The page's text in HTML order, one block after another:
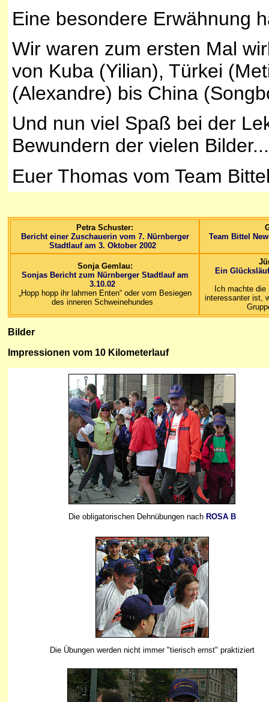
Eine besondere Erwähnung
Wir waren zum ersten Mal
von Kuba (Yilian), Türkei
(Alexandre) bis China
Und nun viel Spaß bei der
Bewundern der vielen Bilder...
Euer Thomas vom Team
Petra Schuster:
Bericht einer Zuschauerin vom 7. Nürnberger
Stadtlauf am 3. Oktober 2002
Team Bittel
Sonja Gemlau:
Sonjas Bericht zum Nürnberger Stadtlauf am
3.10.02
„Hopp hopp ihr lahmen Enten“ oder vom Besiegen
des inneren Schweinehundes
Ein
Ich machte die
interessanter ist,
Bilder
Impressionen vom 10 Kilometerlauf
Die obligatorischen Dehnübungen nach ROSA B
Die Übungen werden nicht immer "tierisch ernst" praktiziert